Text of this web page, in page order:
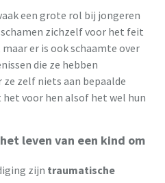
een grote rol bij jongeren
zichzelf voor het feit
er is ook schaamte over
die ze hebben
zelf niets aan bepaalde
voor hen alsof het wel hun
leven van een kind om
zijn traumatische